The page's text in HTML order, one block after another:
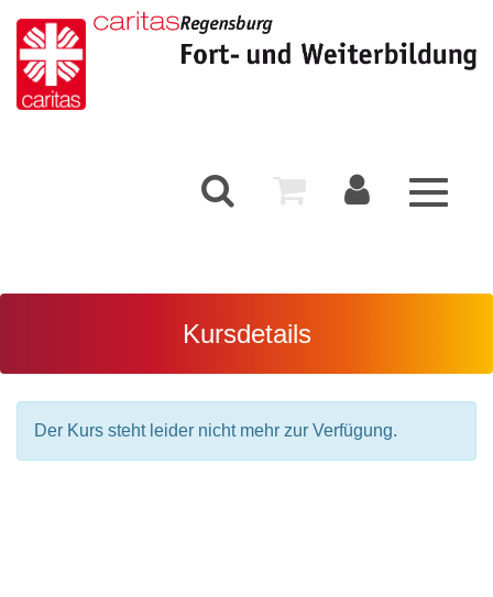
Toggle
Kursdetails
Der Kurs steht leider nicht mehr zur Verfügung.